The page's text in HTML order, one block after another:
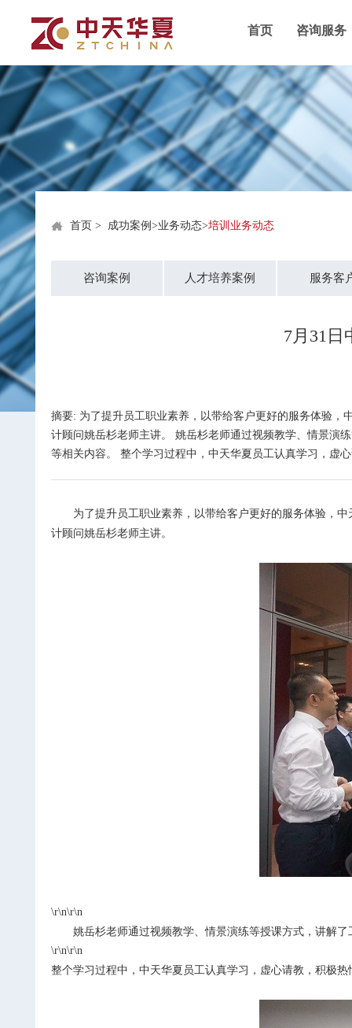
首页 咨询服务
首页 > 成功案例 >业务动态>培训业务动态
咨询案例 人才培养案例 服务客
7月31日
摘要: 为了提升员工职业素养，以带给客户更好的服务体验
计顾问姚岳杉老师主讲。 姚岳杉老师通过视频教学、情景演
等相关内容。 整个学习过程中，中天华夏员工认真学习，虚
为了提升员工职业素养，以带给客户更好的服务体验，
计顾问姚岳杉老师主讲。
\r\n\r\n
姚岳杉老师通过视频教学、情景演练等授课方式，讲解
\r\n\r\n
整个学习过程中，中天华夏员工认真学习，虚心请教，积极